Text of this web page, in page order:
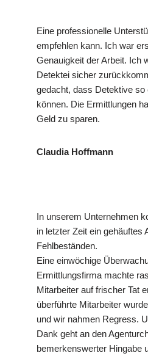
Eine professionelle
empfehlen kann. Ich war
Genauigkeit der Arbeit. Ich
Detektei sicher
gedacht, dass Detektive so
können. Die Ermittlungen
Geld zu sparen.
Claudia Hoffmann
In unserem Unternehmen
in letzter Zeit ein gehäuftes
Fehlbeständen.
Eine einwöchige
Ermittlungsfirma machte
Mitarbeiter auf frischer Tat
überführte Mitarbeiter
und wir nahmen Regress.
Dank geht an den
bemerkenswerter Hingabe